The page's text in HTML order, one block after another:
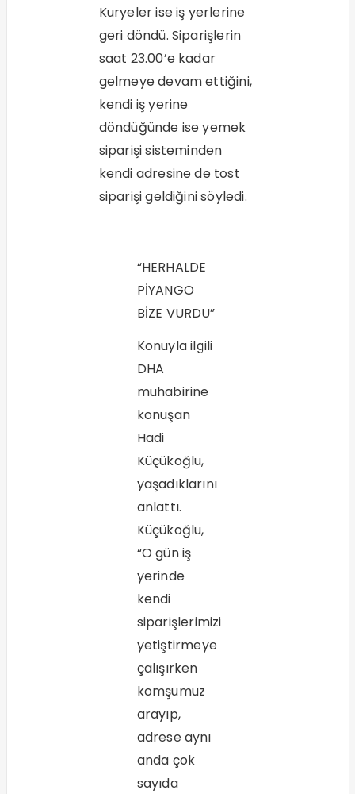
Kuryeler ise iş yerlerine
geri döndü. Siparişlerin
saat 23.00’e kadar
gelmeye devam ettiğini,
kendi iş yerine
döndüğünde ise yemek
siparişi sisteminden
kendi adresine de tost
siparişi geldiğini söyledi.
“HERHALDE
PİYANGO
BİZE VURDU”
Konuyla ilgili
DHA
muhabirine
konuşan
Hadi
Küçükoğlu,
yaşadıklarını
anlattı.
Küçükoğlu,
“O gün iş
yerinde
kendi
siparişlerimizi
yetiştirmeye
çalışırken
komşumuz
arayıp,
adrese aynı
anda çok
sayıda